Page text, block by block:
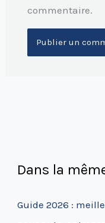
commentaire.
Dans la
Guide 2026 :